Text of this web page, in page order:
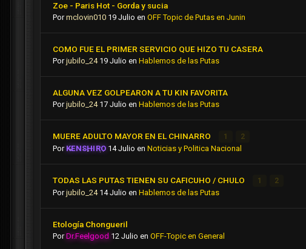
Zoe - Paris Hot - Gorda y sucia
Pormclovin010 19 Julio en OFF Topic de Putas en Junin
COMO FUE EL PRIMER SERVICIO QUE HIZO TU CASERA
Porjubilo_24 19 Julio en Hablemos de las Putas
ALGUNA VEZ GOLPEARON A TU KIN FAVORITA
Porjubilo_24 17 Julio en Hablemos de las Putas
MUERE ADULTO MAYOR EN EL CHINARRO 1 2
Por KENSHIRO 14 Julio enNoticias y Politica Nacional
TODAS LAS PUTAS TIENEN SU CAFICUHO / CHULO 1 2
Porjubilo_24 14 Julio en Hablemos de las Putas
Etología Chongueril
PorDr.Feelgood 12 Julio en OFF-Topic en General